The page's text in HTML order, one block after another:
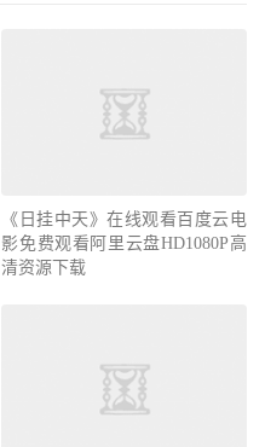
《日挂中天》在线观看百度云电
影免费观看阿里云盘HD1080P高
清资源下载